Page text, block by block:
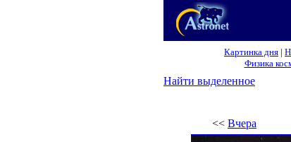
Картинка дня |
Физика
Найти выделенное
<< Вчера